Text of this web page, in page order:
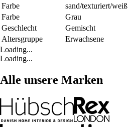
Farbe
sand/texturiert/weiß
Farbe
Grau
Geschlecht
Gemischt
Altersgruppe
Erwachsene
Loading...
Loading...
Alle unsere Marken